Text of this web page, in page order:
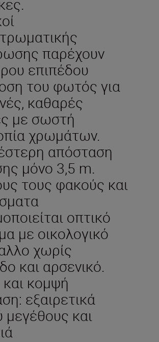
παρέχουν
επιπέδου
του φωτός για
καθαρές
με σωστή
χρωμάτων.
απόσταση
μόνο 3,5 m.
τους φακούς και
οπτικό
με οικολογικό
χωρίς
και αρσενικό.
κομψή
εξαιρετικά
μεγέθους και